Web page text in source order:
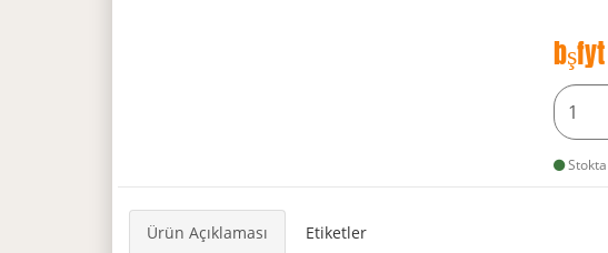
bşfyt
Ürün Açıklaması Etiketler